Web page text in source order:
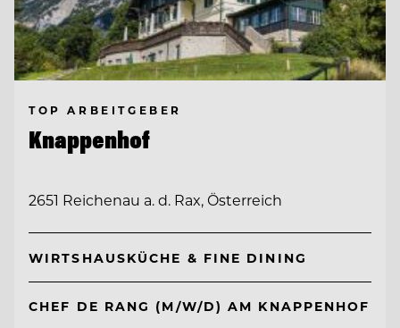
TOP ARBEITGEBER
Knappenhof
2651 Reichenau a. d. Rax, Österreich
WIRTSHAUSKÜCHE & FINE DINING
CHEF DE RANG (M/W/D) AM KNAPPENHOF